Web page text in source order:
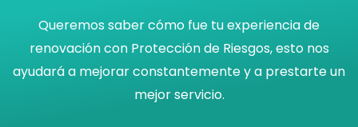
Queremos saber cómo fue tu experiencia de
renovación con Protección de Riesgos, esto nos
ayudará a mejorar constantemente y a prestarte un
mejor servicio.